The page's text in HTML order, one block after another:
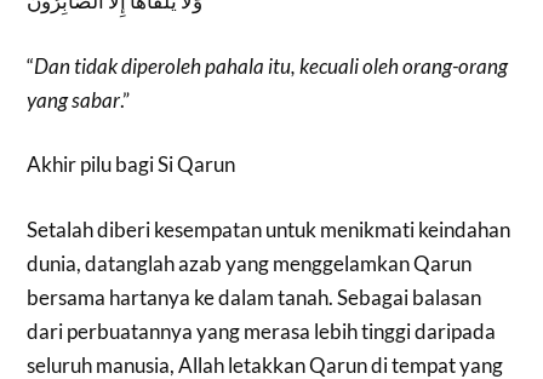
“Dan tidak diperoleh pahala itu, kecuali oleh orang-orang
yang sabar.”
Akhir pilu bagi Si Qarun
Setalah diberi kesempatan untuk menikmati keindahan
dunia, datanglah azab yang menggelamkan Qarun
bersama hartanya ke dalam tanah. Sebagai balasan
dari perbuatannya yang merasa lebih tinggi daripada
seluruh manusia, Allah letakkan Qarun di tempat yang